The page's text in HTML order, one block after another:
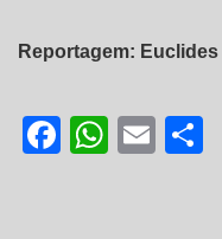
Reportagem:
Facebook